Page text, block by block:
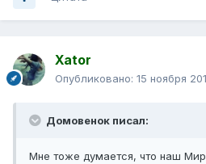
Xator
Опубликовано: 15 ноября
Домовенок писал:
Мне тоже думается, что наш